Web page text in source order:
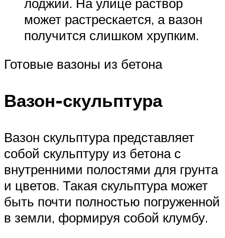
может растрескается, а вазон
получится слишком хрупким.
Готовые вазоны из бетона
Вазон-скульптура
Вазон скульптура представляет
собой скульптуру из бетона с
внутренними полостями для грунта
и цветов. Такая скульптура может
быть почти полностью погруженной
в земли, формируя собой клумбу.